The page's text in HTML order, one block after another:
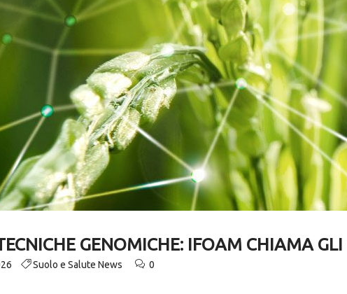
GENOMICHE: IFOAM CHIAMA
Suolo e Salute News 0